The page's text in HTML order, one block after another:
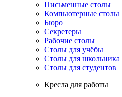
Письменные столы
Компьютерные столы
Бюро
Секретеры
Рабочие столы
Столы для учёбы
Столы для школьника
Столы для студентов
Кресла для работы